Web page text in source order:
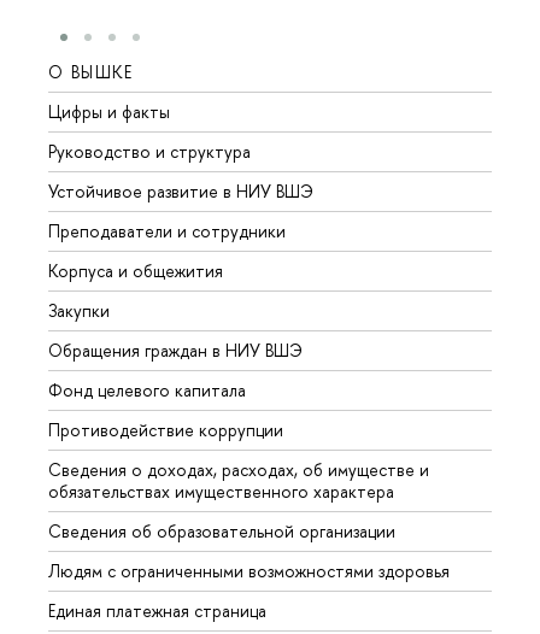
О ВЫШКЕ
Цифры и факты
Руководство и структура
Устойчивое развитие в НИУ ВШЭ
Преподаватели и сотрудники
Корпуса и общежития
Закупки
Обращения граждан в НИУ ВШЭ
Фонд целевого капитала
Противодействие коррупции
Сведения о доходах, расходах, об имуществе и
обязательствах имущественного характера
Сведения об образовательной организации
Людям с ограниченными возможностями здоровья
Единая платежная страница